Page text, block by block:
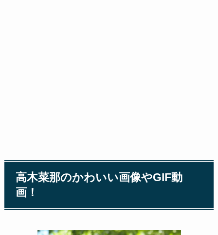
高木菜那のかわいい画像やGIF動
画！